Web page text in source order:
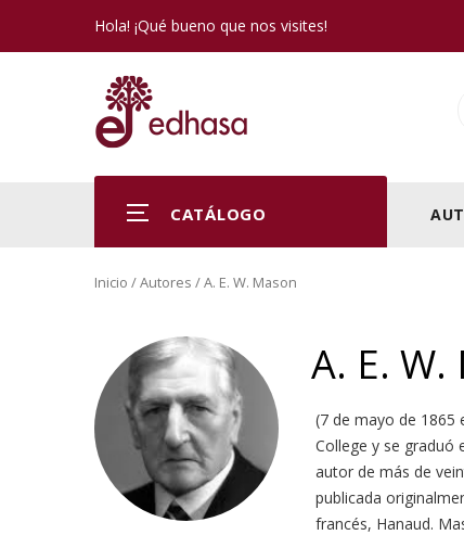
Hola! ¡Qué bueno que nos visites!
CATÁLOGO
Inicio / Autores / A. E. W. Mason
A. E.
(7 de mayo de 1865
College y se graduó
autor de más de
publicada
francés, Hanaud.